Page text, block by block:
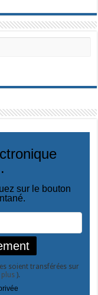
sur le bouton
soient transférées sur
plus).